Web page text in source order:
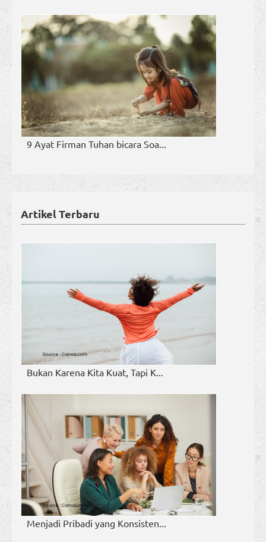
9 Ayat Firman Tuhan bicara Soa...
Artikel Terbaru
Bukan Karena Kita Kuat, Tapi K...
Menjadi Pribadi yang Konsisten...